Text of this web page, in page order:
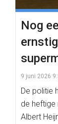
Nog
9 juni 2026
De politie
de heftige
Albert